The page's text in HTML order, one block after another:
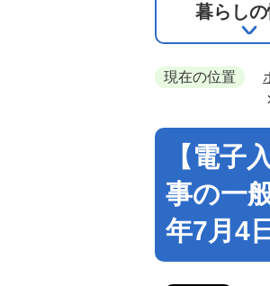
暮らし
現在の位置
【電子
事の一
年7月4